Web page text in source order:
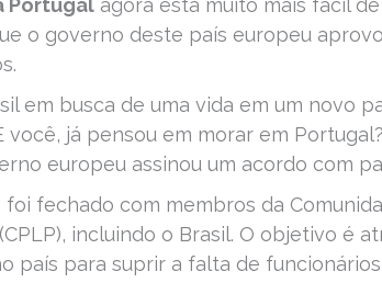
Portugal agora está muito mais fácil
o governo deste país europeu
em busca de uma vida em um novo
você, já pensou em morar em
europeu assinou um acordo com
foi fechado com membros da
incluindo o Brasil. O objetivo é
país para suprir a falta de